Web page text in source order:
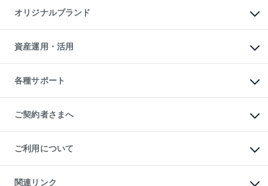
アパート経営
収益物件
ビル購入（ビル一棟）
投資用不動産の売却査定
事業用不動産の売却査定
マンションライブラリー
人気マンションランキング
暮らしに役立つ不動産メディア
不動産相場・不動産価格情報
不動産コラム・ニュース
不動産用語集
不動産なんでもネット相談室
住まいの税金
オリジナルブランド
一棟リノベーションマンション
L`GENTE（ルジェンテ）
区分リノベーションマンション
投資用一棟レジデンスWELL
不動産小口投資
LEGACIA（レガシア）
資産運用・活用
不動産M&A
アセットマネジメント・出資
各種サポート
相続サポート
リフォームサポート
ご契約者さまへ
ご紹介・再契約特典
入居者様専用-各種ご案内（賃貸）
東急こすもす会「こすもすWeb」
ご利用について
金融商品取引について
関連リンク